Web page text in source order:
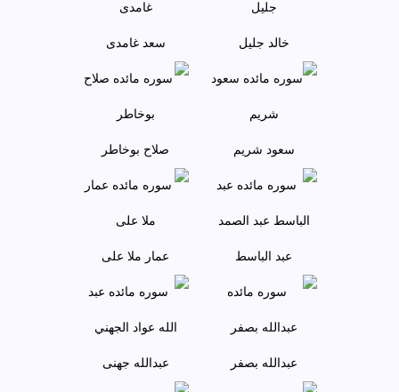
خالد جليل سعد غامدی
سعود شريم صلاح بوخاطر
عبد الباسط عمار ملا علی
عبدالله بصفر عبدالله جهنی